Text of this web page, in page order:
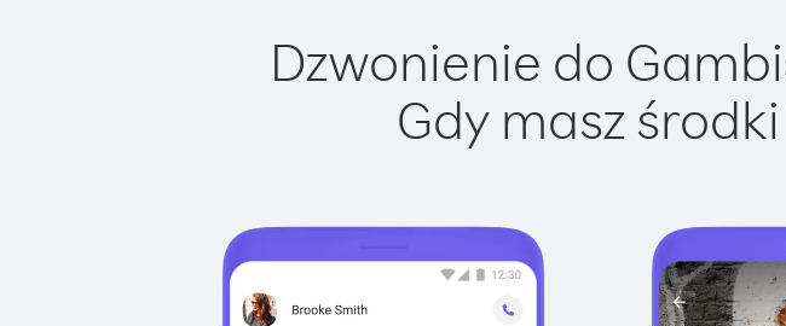
Dzwonienie do
Gdy masz